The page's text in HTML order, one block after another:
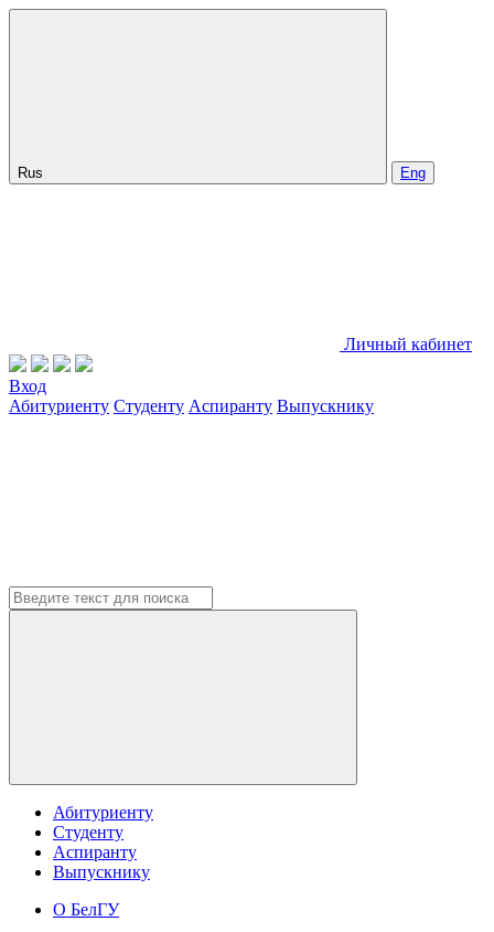
Rus Eng
Личный кабинет
Вход
Абитуриенту Студенту Аспиранту Выпускнику
Абитуриенту
Студенту
Аспиранту
Выпускнику
О БелГУ